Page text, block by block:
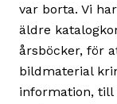
var borta. Vi
äldre
årsböcker, för
bildmaterial
information,